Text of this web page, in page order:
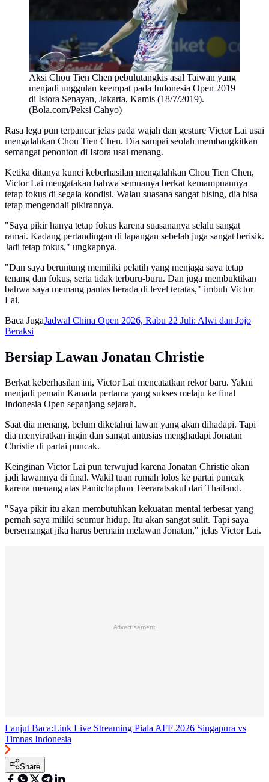
Aksi Chou Tien Chen pebulutangkis asal Taiwan yang
menjadi unggulan keempat pada Indonesia Open 2019
di Istora Senayan, Jakarta, Kamis (18/7/2019).
(Bola.com/Peksi Cahyo)
Rasa lega pun terpancar jelas pada wajah dan gesture Victor Lai usai
mengalahkan Chou Tien Chen. Dia sampai seolah membangkitkan
semangat penonton di Istora usai menang.
Ketika ditanya kunci keberhasilan mengalahkan Chou Tien Chen,
Victor Lai mengatakan bahwa semuanya berkat kemampuannya
tetap fokus di segala kondisi. Walau suasana sangat bising, dia bisa
tetap mengendali pikirannya.
"Saya pikir hanya tetap fokus karena suasananya selalu sangat
ramai. Kadang pertandingan di lapangan sebelah juga sangat berisik.
Jadi tetap fokus," ungkapnya.
"Dan saya beruntung memiliki pelatih yang menjaga saya tetap
tenang dan fokus, serta tidak terburu-buru. Dan juga membuktikan
bahwa saya memang pantas berada di level teratas," imbuh Victor
Lai.
Baca JugaJadwal China Open 2026, Rabu 22 Juli: Alwi dan Jojo
Beraksi
Bersiap Lawan Jonatan Christie
Berkat keberhasilan ini, Victor Lai mencatatkan rekor baru. Yakni
menjadi pemain Kanada pertama yang sukses melaju ke final
Indonesia Open sepanjang sejarah.
Saat dia menang, belum diketahui lawan yang akan dihadapi. Tapi
dia menyiratkan ingin dan sangat antusias menghadapi Jonatan
Christie di partai puncak.
Keinginan Victor Lai pun terwujud karena Jonatan Christie akan
jadi lawannya di final. Wakil tuan rumah lolos ke partai puncak
karena menang atas Panitchaphon Teeraratsakul dari Thailand.
"Saya pikir itu akan membutuhkan kekuatan mental terbesar yang
pernah saya miliki seumur hidup. Itu akan sangat sulit. Tapi saya
bersemangat jika harus bermain melawan Jonatan," jelas Victor Lai.
Advertisement
Lanjut Baca:Link Live Streaming Piala AFF 2026 Singapura vs
Timnas Indonesia
Share